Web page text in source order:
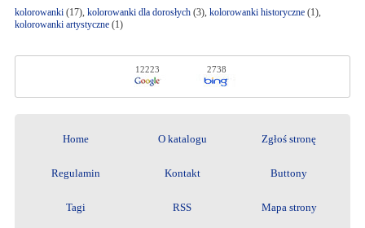
kolorowanki(17), kolorowanki dla dorosłych(3), kolorowanki historyczne(1),
kolorowanki artystyczne(1)
12223 2738
Home O katalogu Zgłoś stronę
Regulamin Kontakt Buttony
Tagi RSS Mapa strony